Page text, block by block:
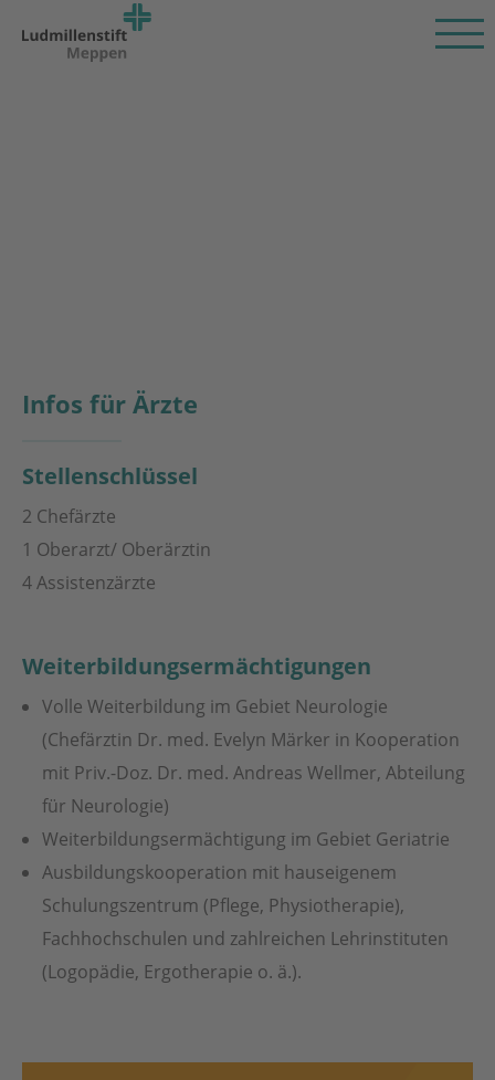
Infos für Ärzte
Stellenschlüssel
2 Chefärzte
1 Oberarzt/ Oberärztin
4 Assistenzärzte
Weiterbildungsermächtigungen
Volle Weiterbildung im Gebiet Neurologie
(Chefärztin Dr. med. Evelyn Märker in Kooperation
mit Priv.-Doz. Dr. med. Andreas Wellmer, Abteilung
für Neurologie)
Weiterbildungsermächtigung im Gebiet Geriatrie
Ausbildungskooperation mit hauseigenem
Schulungszentrum (Pflege, Physiotherapie),
Fachhochschulen und zahlreichen Lehrinstituten
(Logopädie, Ergotherapie o. ä.).